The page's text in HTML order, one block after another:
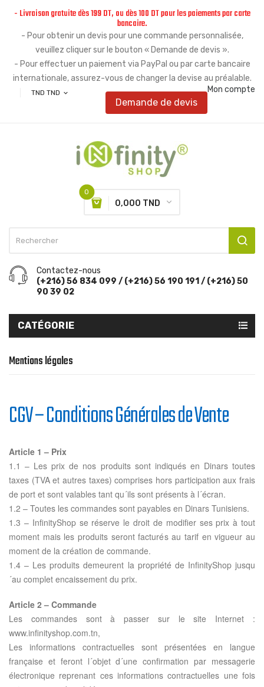
- Livraison gratuite dès 199 DT, ou dès 100 DT pour les paiements par carte
bancaire.
- Pour obtenir un devis pour une commande personnalisée,
veuillez cliquer sur le bouton « Demande de devis ».
- Pour effectuer un paiement via PayPal ou par carte bancaire
internationale, assurez-vous de changer la devise au préalable.
TND TND expand_more Mon compte
Demande de devis
0
0,000 TND
Contactez-nous
(+216) 56 834 099 / (+216) 56 190 191 / (+216) 50
90 39 02
CATÉGORIE
Mentions légales
CGV – Conditions Générales de Vente
Article 1 – Prix
1.1 – Les prix de nos produits sont indiqués en Dinars toutes
taxes (TVA et autres taxes) comprises hors participation aux frais
de port et sont valables tant qu´ils sont présents à l´écran.
1.2 – Toutes les commandes sont payables en Dinars Tunisiens.
1.3 – InfinityShop se réserve le droit de modifier ses prix à tout
moment mais les produits seront facturés au tarif en vigueur au
moment de la création de commande.
1.4 – Les produits demeurent la propriété de InfinityShop jusqu
´au complet encaissement du prix.
Article 2 – Commande
Les commandes sont à passer sur le site Internet :
www.infinityshop.com.tn,
Les informations contractuelles sont présentées en langue
française et feront l´objet d´une confirmation par messagerie
électronique reprenant ces informations contractuelles une fois